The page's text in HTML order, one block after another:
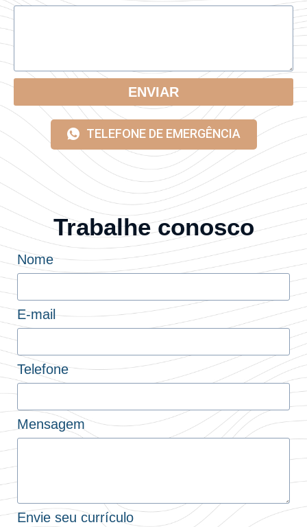
ENVIAR
TELEFONE DE EMERGÊNCIA
Trabalhe conosco
Nome
E-mail
Telefone
Mensagem
Envie seu currículo